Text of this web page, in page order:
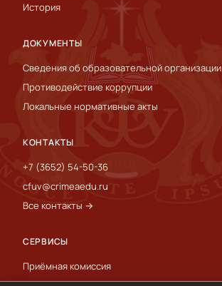
История
ДОКУМЕНТЫ
Сведения об образовательной организации
Противодействие коррупции
Локальные нормативные акты
КОНТАКТЫ
+7 (3652) 54-50-36
cfuv@crimeaedu.ru
Все контакты →
СЕРВИСЫ
Приёмная комиссия